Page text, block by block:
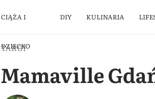
CIĄŻA I
DZIECKO
DIY KULINARIA
TARGI
Mamaville